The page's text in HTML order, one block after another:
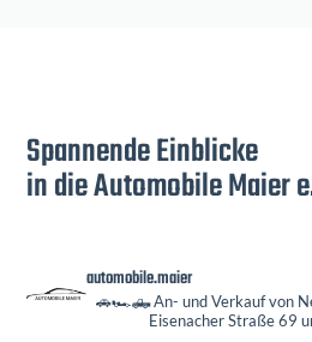
Spannende Einblicke
in die Automobile Maier
automobile.maier
🚗🏎️🛻 An- und Verkauf von
Eisenacher Straße 69